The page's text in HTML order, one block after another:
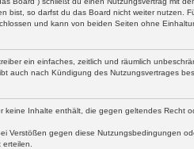
bist, so darfst du das Board nicht weiter nutzen.
und kann von beiden Seiten ohne
ein einfaches, zeitlich und räumlich
auch nach Kündigung des Nutzungsvertrages
keine Inhalte enthält, die gegen geltendes
Verstößen gegen diese Nutzungsbedingungen